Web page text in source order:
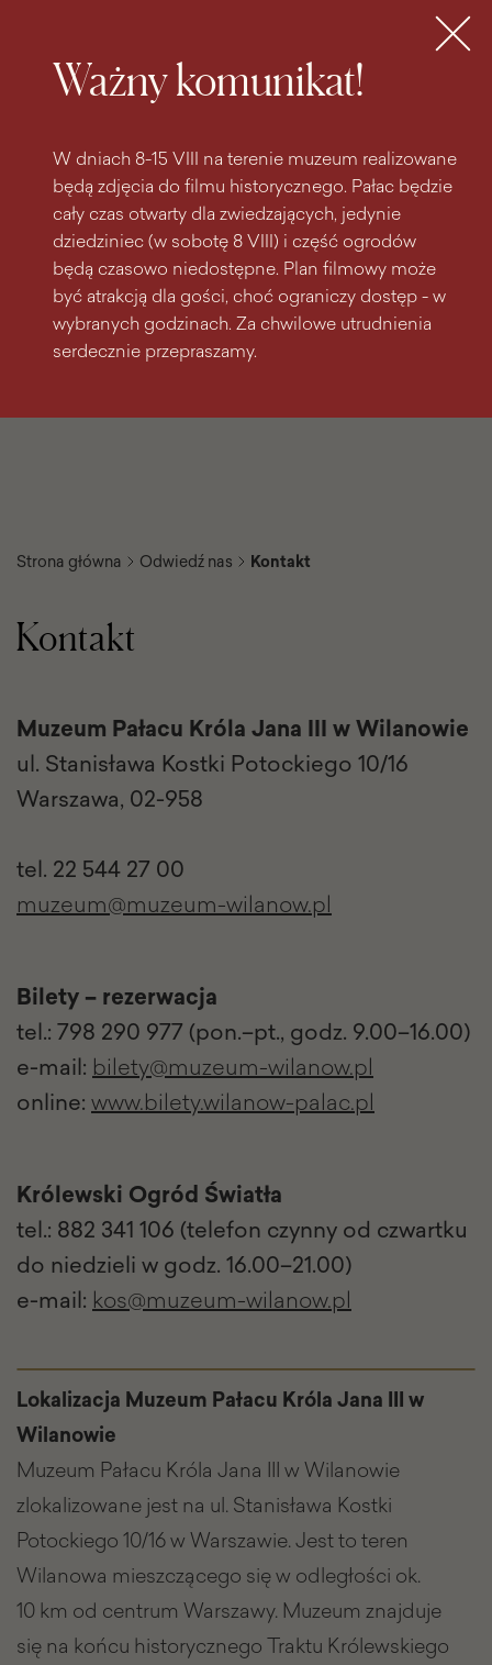
Ważny komunikat!
W dniach 8-15 VIII na terenie muzeum realizowane
będą zdjęcia do filmu historycznego. Pałac będzie
cały czas otwarty dla zwiedzających, jedynie
dziedziniec (w sobotę 8 VIII) i część ogrodów
będą czasowo niedostępne. Plan filmowy może
być atrakcją dla gości, choć ograniczy dostęp - w
wybranych godzinach. Za chwilowe utrudnienia
serdecznie przepraszamy.
MENU
Strona główna Odwiedź nas Kontakt
Kontakt
i najważniejsze
dane
kontaktowe
Muzeum Pałacu Króla Jana III w Wilanowie
ul. Stanisława Kostki Potockiego 10/16
Warszawa, 02-958
tel. 22 544 27 00
muzeum@muzeum-wilanow.pl
Bilety – rezerwacja
tel.: 798 290 977 (pon.–pt., godz. 9.00–16.00)
e-mail: bilety@muzeum-wilanow.pl
online: www.bilety.wilanow-palac.pl
Królewski Ogród Światła
tel.: 882 341 106 (telefon czynny od czwartku
do niedzieli w godz. 16.00–21.00)
e-mail: kos@muzeum-wilanow.pl
Lokalizacja Muzeum Pałacu Króla Jana III w
Wilanowie
Muzeum Pałacu Króla Jana III w Wilanowie
zlokalizowane jest na ul. Stanisława Kostki
Potockiego 10/16 w Warszawie. Jest to teren
Wilanowa mieszczącego się w odległości ok.
10 km od centrum Warszawy. Muzeum znajduje
się na końcu historycznego Traktu Królewskiego